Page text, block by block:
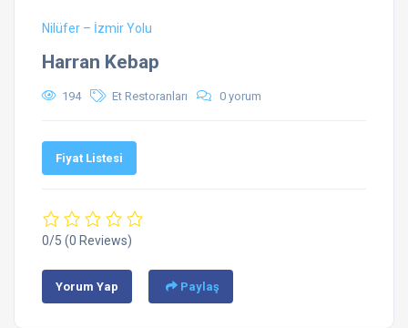
Nilüfer – İzmir Yolu
Harran Kebap
194 Et Restoranları 0 yorum
Fiyat Listesi
0/5 (0 Reviews)
Yorum Yap Paylaş